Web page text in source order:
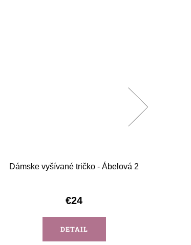
Dámske vyšívané tričko - Ábelová 2
€24
DETAIL